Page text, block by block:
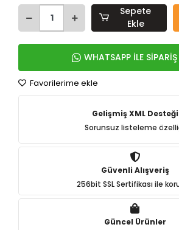
Sepete
Ekle
WHATSAPP İLE SİPARİŞ
Favorilerime ekle
Gelişmiş XML Desteği
Sorunsuz listeleme
Güvenli Alışveriş
256bit SSL Sertifikası ile
Güncel Ürünler